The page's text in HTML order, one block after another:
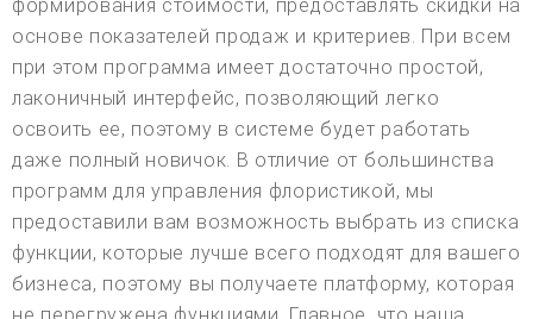
формирования стоимости, предоставлять скидки на
основе показателей продаж и критериев. При всем
при этом программа имеет достаточно простой,
лаконичный интерфейс, позволяющий легко
освоить ее, поэтому в системе будет работать
даже полный новичок. В отличие от большинства
программ для управления флористикой, мы
предоставили вам возможность выбрать из списка
функции, которые лучше всего подходят для вашего
бизнеса, поэтому вы получаете платформу, которая